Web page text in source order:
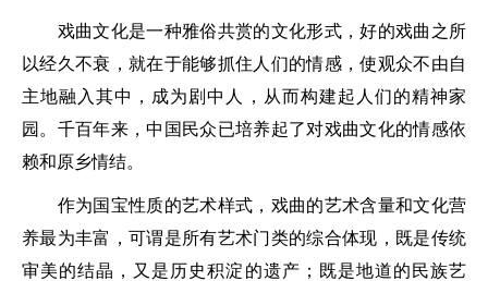
戏曲文化是一种雅俗共赏的文化形式，好的戏曲之所
以经久不衰，就在于能够抓住人们的情感，使观众不由自
主地融入其中，成为剧中人，从而构建起人们的精神家
园。千百年来，中国民众已培养起了对戏曲文化的情感依
赖和原乡情结。
作为国宝性质的艺术样式，戏曲的艺术含量和文化营
养最为丰富，可谓是所有艺术门类的综合体现，既是传统
审美的结晶，又是历史积淀的遗产；既是地道的民族艺